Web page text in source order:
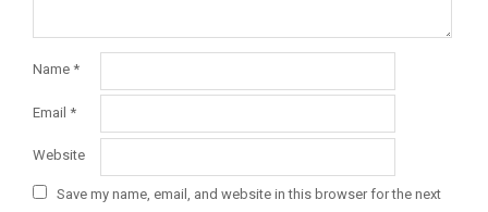
Name *
Email *
Website
Save my name, email, and website in this browser for the next